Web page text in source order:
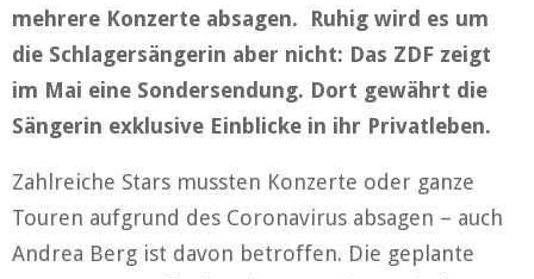
mehrere Konzerte absagen. Ruhig wird es um
die Schlagersängerin aber nicht: Das ZDF zeigt
im Mai eine Sondersendung. Dort gewährt die
Sängerin exklusive Einblicke in ihr Privatleben.
Zahlreiche Stars mussten Konzerte oder ganze
Touren aufgrund des Coronavirus absagen – auch
Andrea Berg ist davon betroffen. Die geplante